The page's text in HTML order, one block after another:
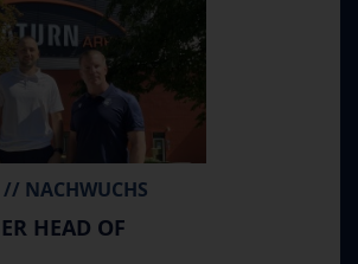
NACHWUCHS
HEAD OF